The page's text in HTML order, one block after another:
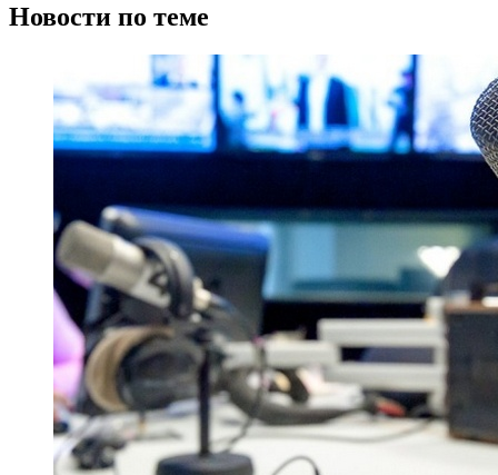
Новости по теме